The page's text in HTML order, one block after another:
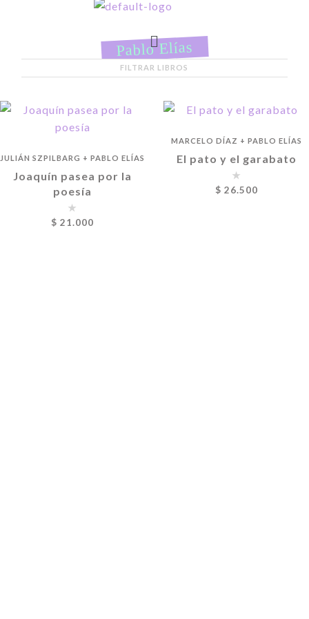
Pablo Elías
JULIÁN SZPILBARG +PABLO ELÍAS
Joaquín pasea por la
poesía
$ 21.000
MARCELO DÍAZ + PABLO ELÍAS
El pato y el garabato
$ 26.500
FILTRAR LIBROS